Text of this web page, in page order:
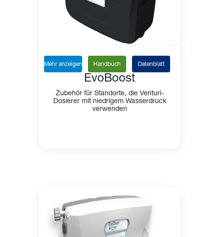
Mehr anzeigen Handbuch Datenblatt
EvoBoost
Zubehör für Standorte, die Venturi-
Dosierer mit niedrigem Wasserdruck
verwenden